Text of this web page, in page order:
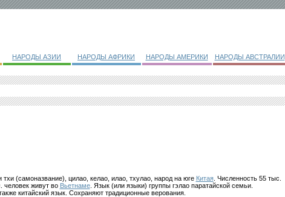
НАРОДЫ АЗИИ НАРОДЫ АФРИКИ НАРОДЫ АМЕРИКИ НАРОДЫ АВСТРАЛИИ
(самоназвание), цилао, келао, илао, тхулао, народ на юге Китая. Численность 55 тыс.
человек живут во Вьетнаме. Язык (или языки) группы гэлао паратайской семьи.
китайский язык. Сохраняют традиционные верования.